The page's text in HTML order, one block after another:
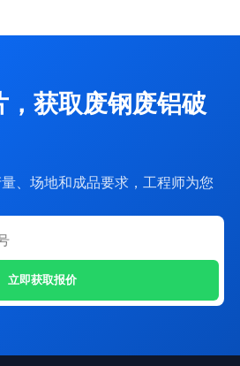
，获取废钢废铝破
、场地和成品要求，工程师为您
立即获取报价